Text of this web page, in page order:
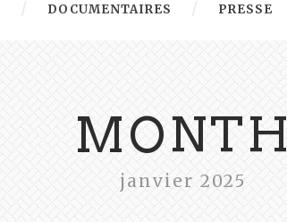
DOCUMENTAIRES PRESSE
MONTH
janvier 2025